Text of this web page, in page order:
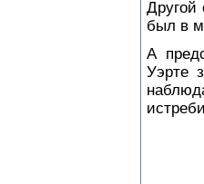
Другой
был в
А
Уэрте